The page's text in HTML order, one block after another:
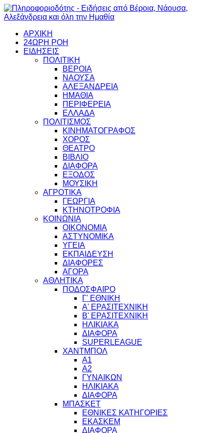
ΑΡΧΙΚΗ
24ΩΡΗ ΡΟΗ
ΕΙΔΗΣΕΙΣ
ΠΟΛΙΤΙΚΗ
ΒΕΡΟΙΑ
ΝΑΟΥΣΑ
ΑΛΕΞΑΝΔΡΕΙΑ
ΗΜΑΘΙΑ
ΠΕΡΙΦΕΡΕΙΑ
ΕΛΛΑΔΑ
ΠΟΛΙΤΙΣΜΟΣ
ΚΙΝΗΜΑΤΟΓΡΑΦΟΣ
ΧΟΡΟΣ
ΘΕΑΤΡΟ
ΒΙΒΛΙΟ
ΔΙΑΦΟΡΑ
ΕΞΟΔΟΣ
ΜΟΥΣΙΚΗ
ΑΓΡΟΤΙΚΑ
ΓΕΩΡΓΙΑ
ΚΤΗΝΟΤΡΟΦΙΑ
ΚΟΙΝΩΝΙΑ
ΟΙΚΟΝΟΜΙΑ
ΑΣΤΥΝΟΜΙΚΑ
ΥΓΕΙΑ
ΕΚΠΑΙΔΕΥΣΗ
ΔΙΑΦΟΡΕΣ
ΑΓΟΡΑ
ΑΘΛΗΤΙΚΑ
ΠΟΔΟΣΦΑΙΡΟ
Γ' ΕΘΝΙΚΗ
Α' ΕΡΑΣΙΤΕΧΝΙΚΗ
Β' ΕΡΑΣΙΤΕΧΝΙΚΗ
ΗΛΙΚΙΑΚΑ
ΔΙΑΦΟΡΑ
SUPERLEAGUE
ΧΑΝΤΜΠΟΛ
Α1
Α2
ΓΥΝΑΙΚΩΝ
ΗΛΙΚΙΑΚΑ
ΔΙΑΦΟΡΑ
ΜΠΑΣΚΕΤ
ΕΘΝΙΚΕΣ ΚΑΤΗΓΟΡΙΕΣ
ΕΚΑΣΚΕΜ
ΔΙΑΦΟΡΑ